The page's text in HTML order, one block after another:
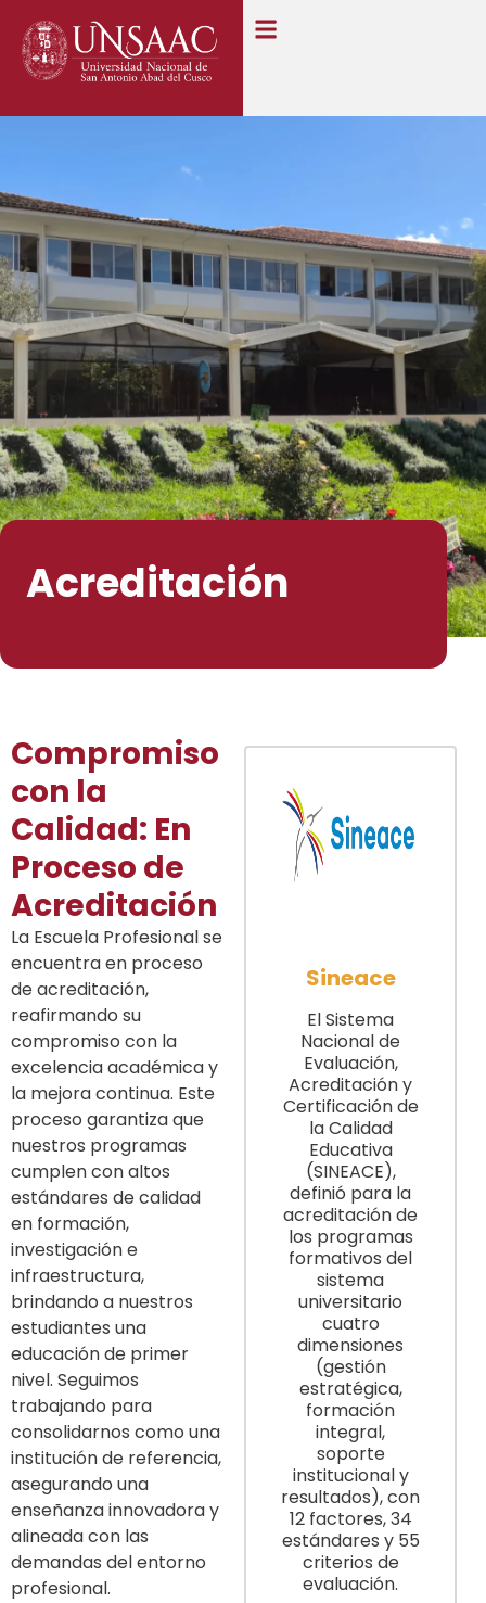
Acreditación
Compromiso
con la
Calidad: En
Proceso de
Acreditación
La Escuela Profesional se
encuentra en proceso
de acreditación,
reafirmando su
compromiso con la
excelencia académica y
la mejora continua. Este
proceso garantiza que
nuestros programas
cumplen con altos
estándares de calidad
en formación,
investigación e
infraestructura,
brindando a nuestros
estudiantes una
educación de primer
nivel. Seguimos
trabajando para
consolidarnos como una
institución de referencia,
asegurando una
enseñanza innovadora y
alineada con las
demandas del entorno
profesional.
Sineace
El Sistema
Nacional de
Evaluación,
Acreditación y
Certificación de
la Calidad
Educativa
(SINEACE),
definió para la
acreditación de
los programas
formativos del
sistema
universitario
cuatro
dimensiones
(gestión
estratégica,
formación
integral,
soporte
institucional y
resultados), con
12 factores, 34
estándares y 55
criterios de
evaluación.